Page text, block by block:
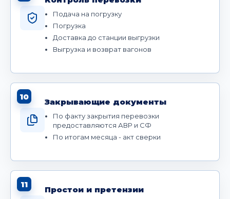
Подача на погрузку
Погрузка
Доставка до станции выгрузки
Выгрузка и возврат вагонов
10
Закрывающие документы
По факту закрытия перевозки
предоставляются АВР и СФ
По итогам месяца - акт сверки
11
Простои и претензии